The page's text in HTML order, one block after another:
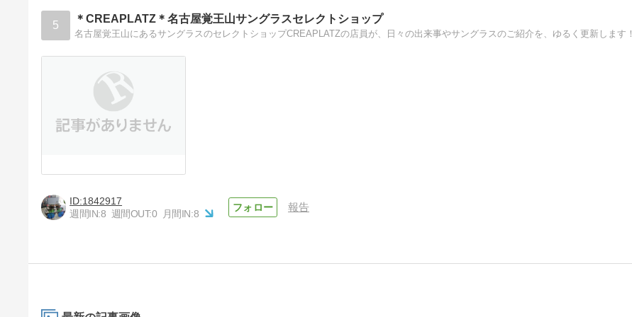
5 ＊CREAPLATZ＊名古屋覚王山サングラスセレクトショップ
名古屋覚王山にあるサングラスのセレクトショップCREAPLATZの店員が、日々の出来事やサングラスのご紹介を、ゆるく更新します！
1842917
週間IN:8 週間OUT:0 月間IN:8
報告